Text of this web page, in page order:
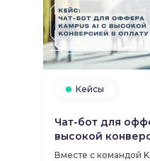
Кейсы
Чат-бот для
высокой
Вместе с командой